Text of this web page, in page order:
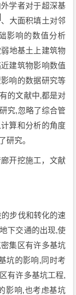
学者对于超深基
、大面积填土对邻
影响的数值分析
地基土上建筑物
建筑物影响数值
响的数据研究等
的文献中,都是对
究,忽略了综合管
算和分析的角度
研究。
开挖施工，文献
步伐和转化的速
下交通的出现,使
集区有许多基坑
坑的影响,同时考
有许多基坑工程,
影响,也考虑基坑